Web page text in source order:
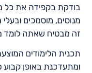
בודקת בקפידה את כל
מנוסים, מוסמכים
זה מבטיח שאתה לומד
תכנית הלימודים
ומתעדכנת באופן